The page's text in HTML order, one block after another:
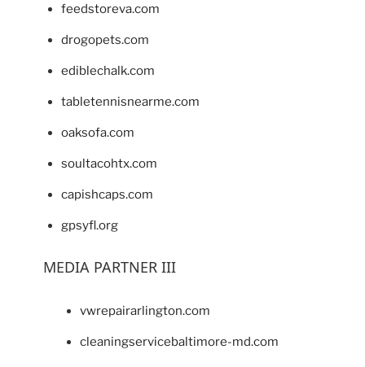
feedstoreva.com
drogopets.com
ediblechalk.com
tabletennisnearme.com
oaksofa.com
soultacohtx.com
capishcaps.com
gpsyfl.org
MEDIA PARTNER III
vwrepairarlington.com
cleaningservicebaltimore-md.com